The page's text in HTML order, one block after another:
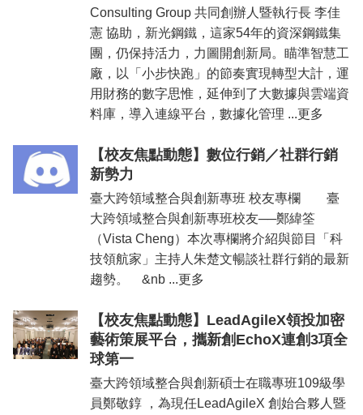
Consulting Group 共同創辦人暨執行長 李佳
憲 協助，新光鋼鐵，這家54年的資深鋼鐵集
團，仍保持活力，力圖開創新局。瞄準智慧工
廠，以「小步快跑」的節奏實現轉型大計，運
用財務的數字思惟，延伸到了大數據與雲端資
料庫，導入連線平台，數據化管理 ...更多
【校友焦點動態】數位行銷／社群行銷
新勢力
臺大跨領域整合與創新專班 校友專欄 臺
大跨領域整合與創新專班校友──鄭緯筌
（Vista Cheng）本次專欄將介紹與節目「科
技領航家」主持人朱楚文暢談社群行銷的最新
趨勢。 &nb ...更多
【校友焦點動態】LeadAgileX領投加密
藝術策展平台，攜新創EchoX連創3項全
球第一
臺大跨領域整合與創新碩士在職專班109級學
員鄭敬錞 ，為現任LeadAgileX 創始合夥人暨